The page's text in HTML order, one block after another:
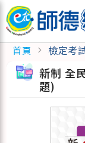
首頁 chevron_right 檢定考
新制 全
題)